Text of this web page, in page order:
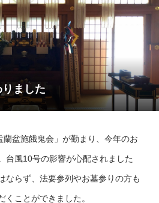
ました
盆施餓鬼会」が勤まり、今年のお
台風10号の影響が心配されました
ならず、法要参列やお墓参りの方も
ことができました。